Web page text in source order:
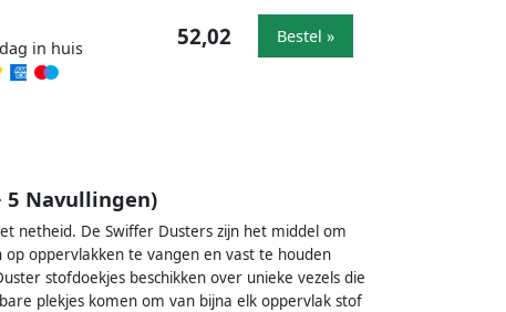
in huis
52,02 Bestel »
5 Navullingen)
netheid. De Swiffer Dusters zijn het middel om
oppervlakken te vangen en vast te houden
stofdoekjes beschikken over unieke vezels die
plekjes komen om van bijna elk oppervlak stof